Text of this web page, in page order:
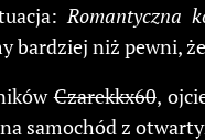
Romantyczna
bardziej niż pewni,
Czarekkx60,
samochód z